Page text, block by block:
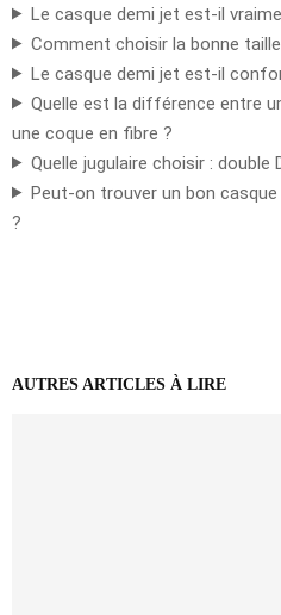
Le casque demi jet est-il
Comment choisir la bonne
Le casque demi jet est-il
Quelle est la différence entre
une coque en fibre ?
Quelle jugulaire choisir : double
Peut-on trouver un bon
?
AUTRES ARTICLES À LIRE